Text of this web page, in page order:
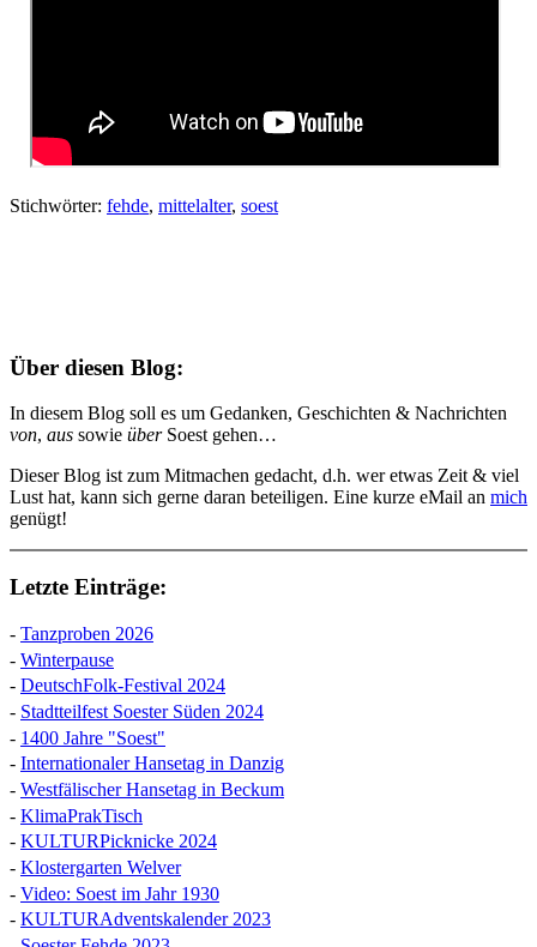
Stichwörter: fehde, mittelalter, soest
Über diesen Blog:
In diesem Blog soll es um Gedanken, Geschichten & Nachrichten
von, aus sowie überSoest gehen…
Dieser Blog ist zum Mitmachen gedacht, d.h. wer etwas Zeit & viel
Lust hat, kann sich gerne daran beteiligen. Eine kurze eMail an mich
genügt!
Letzte Einträge:
- Tanzproben 2026
- Winterpause
- DeutschFolk-Festival 2024
- Stadtteilfest Soester Süden 2024
- 1400 Jahre "Soest"
- Internationaler Hansetag in Danzig
- Westfälischer Hansetag in Beckum
- KlimaPrakTisch
- KULTURPicknicke 2024
- Klostergarten Welver
- Video: Soest im Jahr 1930
- KULTURAdventskalender 2023